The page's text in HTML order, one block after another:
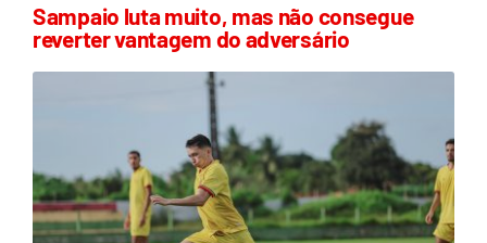
Sampaio luta muito, mas não consegue
reverter vantagem do adversário